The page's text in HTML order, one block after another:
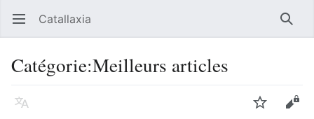
Ouvrir le menu principal Catallaxia
Catégorie:Meilleurs articles
Langue Suivre